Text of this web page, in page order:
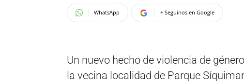
WhatsApp + Seguinos en Google
Un nuevo hecho de violencia de
la vecina localidad de Parque